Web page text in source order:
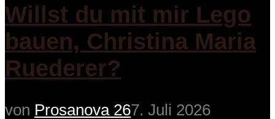
Willst du mit mir Lego
bauen, Christina Maria
Ruederer?
von Prosanova 267. Juli 2026